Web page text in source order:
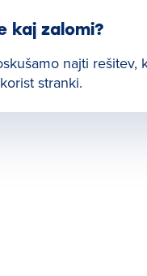
kaj zalomi?
najti rešitev,
stranki.